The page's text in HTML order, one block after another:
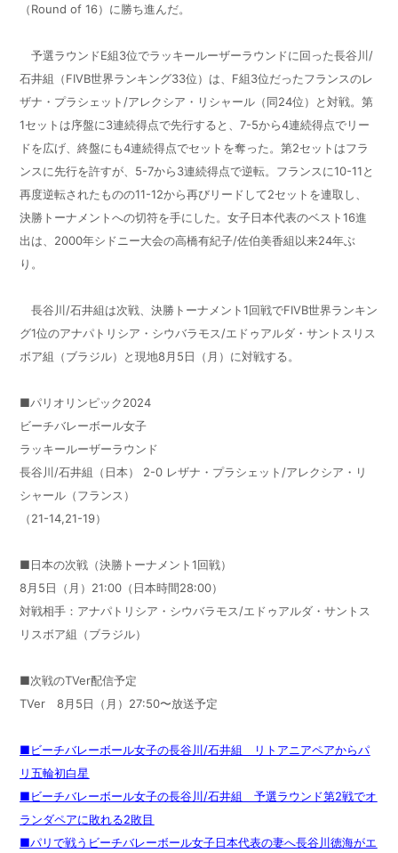
（Round of 16）に勝ち進んだ。
予選ラウンドE組3位でラッキールーザーラウンドに回った長谷川/
石井組（FIVB世界ランキング33位）は、F組3位だったフランスのレ
ザナ・プラシェット/アレクシア・リシャール（同24位）と対戦。第
1セットは序盤に3連続得点で先行すると、7-5から4連続得点でリー
ドを広げ、終盤にも4連続得点でセットを奪った。第2セットはフラ
ンスに先行を許すが、5-7から3連続得点で逆転。フランスに10-11と
再度逆転されたものの11-12から再びリードして2セットを連取し、
決勝トーナメントへの切符を手にした。女子日本代表のベスト16進
出は、2000年シドニー大会の高橋有紀子/佐伯美香組以来24年ぶ
り。
長谷川/石井組は次戦、決勝トーナメント1回戦でFIVB世界ランキン
グ1位のアナパトリシア・シウバラモス/エドゥアルダ・サントスリス
ボア組（ブラジル）と現地8月5日（月）に対戦する。
■パリオリンピック2024
ビーチバレーボール女子
ラッキールーザーラウンド
長谷川/石井組（日本） 2-0 レザナ・プラシェット/アレクシア・リ
シャール（フランス）
（21-14,21-19）
■日本の次戦（決勝トーナメント1回戦）
8月5日（月）21:00（日本時間28:00）
対戦相手：アナパトリシア・シウバラモス/エドゥアルダ・サントス
リスボア組（ブラジル）
■次戦のTVer配信予定
TVer 8月5日（月）27:50〜放送予定
■ビーチバレーボール女子の長谷川/石井組 リトアニアペアからパ
リ五輪初白星
■ビーチバレーボール女子の長谷川/石井組 予選ラウンド第2戦でオ
ランダペアに敗れる2敗目
■パリで戦うビーチバレーボール女子日本代表の妻へ長谷川徳海がエ